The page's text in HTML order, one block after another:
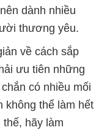
dành nhiều
thương yêu.
về cách sắp
ưu tiên những
có nhiều mối
không thể làm hết
hãy làm